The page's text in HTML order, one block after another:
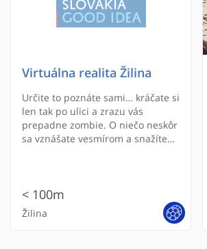
Virtuálna realita Žilina
Určite to poznáte sami… kráčate si
len tak po ulici a zrazu vás
prepadne zombie. O niečo neskôr
sa vznášate vesmírom a snažíte
mrakodrapu. Jednoducho taký
klasický deň s virtuálnou realitou,
ktorý je ako stvorený pre všetky
< 100m
Žilina